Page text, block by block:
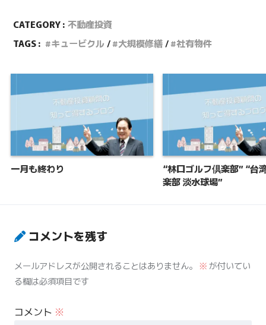
CATEGORY : 不動産投資
TAGS :
キュービクル 大規模修繕 社有物件
一月も終わり
“林口ゴルフ倶楽部” “台
楽部 淡水球場”
コメントを残す
メールアドレスが公開されることはありません。 ※が付いてい
る欄は必須項目です
コメント ※